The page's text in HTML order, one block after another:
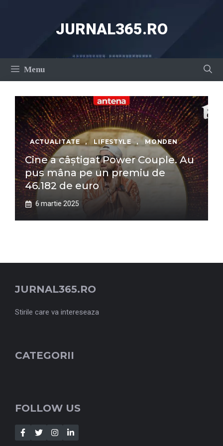
JURNAL365.RO
Menu
ACTUALITATE , LIFESTYLE , MONDEN
Cine a câștigat Power Couple. Au
pus mâna pe un premiu de
46.182 de euro
6 martie 2025
JURNAL365.RO
Stirile care va intereseaza
CATEGORII
FOLLOW US